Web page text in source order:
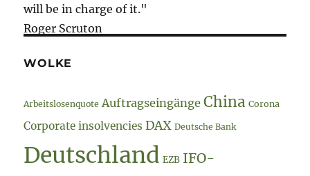
will be in charge of it."
Roger Scruton
WOLKE
Arbeitslosenquote Auftragseingänge China Corona
Corporate insolvencies DAX Deutsche Bank
Deutschland EZB IFO-